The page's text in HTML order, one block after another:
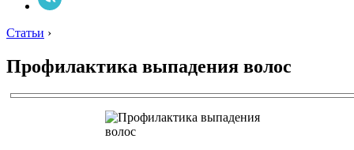
Статьи ›
Профилактика выпадения волос